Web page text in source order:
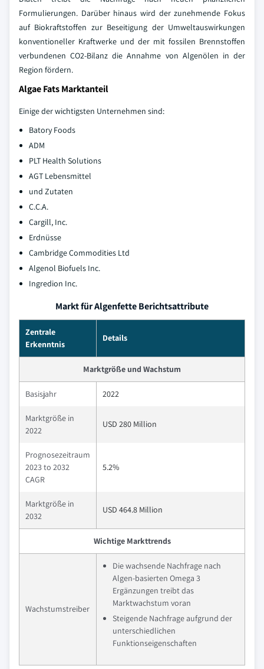
Formulierungen. Darüber hinaus wird der zunehmende Fokus
auf Biokraftstoffen zur Beseitigung der Umweltauswirkungen
konventioneller Kraftwerke und der mit fossilen Brennstoffen
verbundenen CO2-Bilanz die Annahme von Algenölen in der
Region fördern.
Algae Fats Marktanteil
Einige der wichtigsten Unternehmen sind:
Batory Foods
ADM
PLT Health Solutions
AGT Lebensmittel
und Zutaten
C.C.A.
Cargill, Inc.
Erdnüsse
Cambridge Commodities Ltd
Algenol Biofuels Inc.
Ingredion Inc.
Markt für Algenfette Berichtsattribute
Zentrale
Erkenntnis
Details
Marktgröße und Wachstum
Basisjahr 2022
Marktgröße in
2022
USD 280 Million
Prognosezeitraum
2023 to 2032
CAGR
5.2%
Marktgröße in
2032
USD 464.8 Million
Wichtige Markttrends
Wachstumstreiber
Die wachsende Nachfrage nach
Algen-basierten Omega 3
Ergänzungen treibt das
Marktwachstum voran
Steigende Nachfrage aufgrund der
unterschiedlichen
Funktionseigenschaften